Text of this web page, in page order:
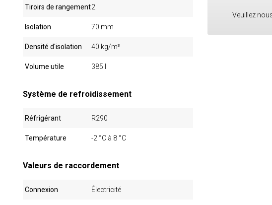
Tiroirs de rangement2
Isolation 70 mm
Densité d'isolation 40 kg/m³
Volume utile 385 l
Système de refroidissement
Réfrigérant R290
Température -2 °C à 8 °C
Valeurs de raccordement
Connexion Électricité
Veuillez